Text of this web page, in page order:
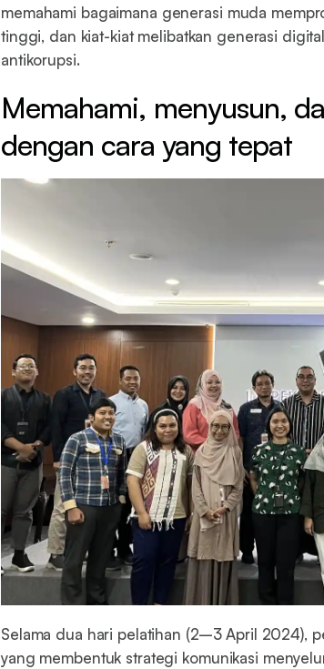
memahami bagaimana generasi muda
tinggi, dan kiat-kiat melibatkan generasi
antikorupsi.
Memahami, menyusun,
dengan cara yang tepat
Selama dua hari pelatihan (2–3 April 2024),
yang membentuk strategi komunikasi